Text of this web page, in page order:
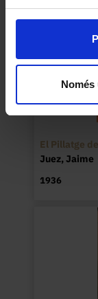
El Pillatge
Juez, Jaime
1936